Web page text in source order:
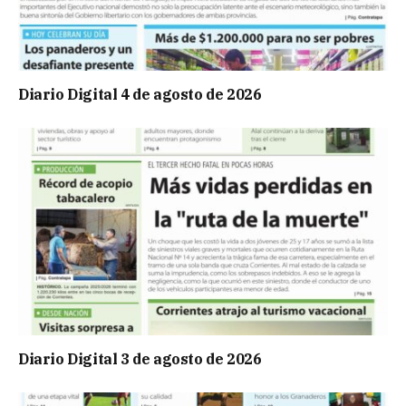
Diario Digital 4 de agosto de 2026
Diario Digital 3 de agosto de 2026